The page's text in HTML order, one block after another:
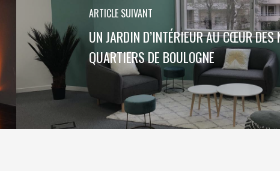
ARTICLE SUIVANT
UN JARDIN D’INTÉRIEUR AU CŒUR DES
QUARTIERS DE BOULOGNE